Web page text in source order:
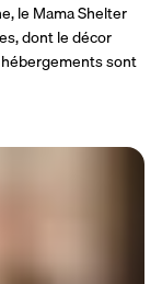
le Mama Shelter
dont le décor
sont